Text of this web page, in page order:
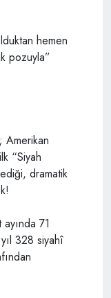
hemen
pozuyla”
Amerikan
“Siyah
dramatik
71
328 siyahî